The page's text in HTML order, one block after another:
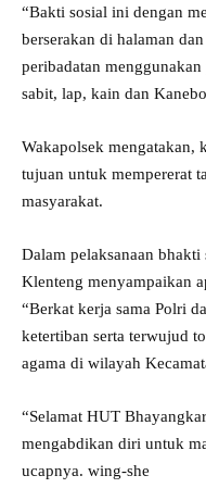
“Bakti sosial ini dengan
berserakan di halaman
peribadatan
sabit, lap, kain dan
Wakapolsek mengatakan,
tujuan untuk mempererat
masyarakat.
Dalam pelaksanaan
Klenteng menyampaikan
“Berkat kerja sama Polri
ketertiban serta terwujud
agama di wilayah
“Selamat HUT
mengabdikan diri untuk
ucapnya. wing-she